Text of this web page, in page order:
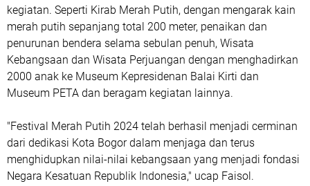
kegiatan. Seperti Kirab Merah Putih, dengan mengarak kain
merah putih sepanjang total 200 meter, penaikan dan
penurunan bendera selama sebulan penuh, Wisata
Kebangsaan dan Wisata Perjuangan dengan menghadirkan
2000 anak ke Museum Kepresidenan Balai Kirti dan
Museum PETA dan beragam kegiatan lainnya.
"Festival Merah Putih 2024 telah berhasil menjadi cerminan
dari dedikasi Kota Bogor dalam menjaga dan terus
menghidupkan nilai-nilai kebangsaan yang menjadi fondasi
Negara Kesatuan Republik Indonesia," ucap Faisol.